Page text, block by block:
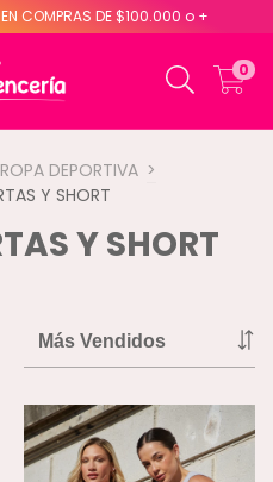
COMPRAS DE $100.000 o +
0
ROPA DEPORTIVA >
Y SHORT
Y SHORT